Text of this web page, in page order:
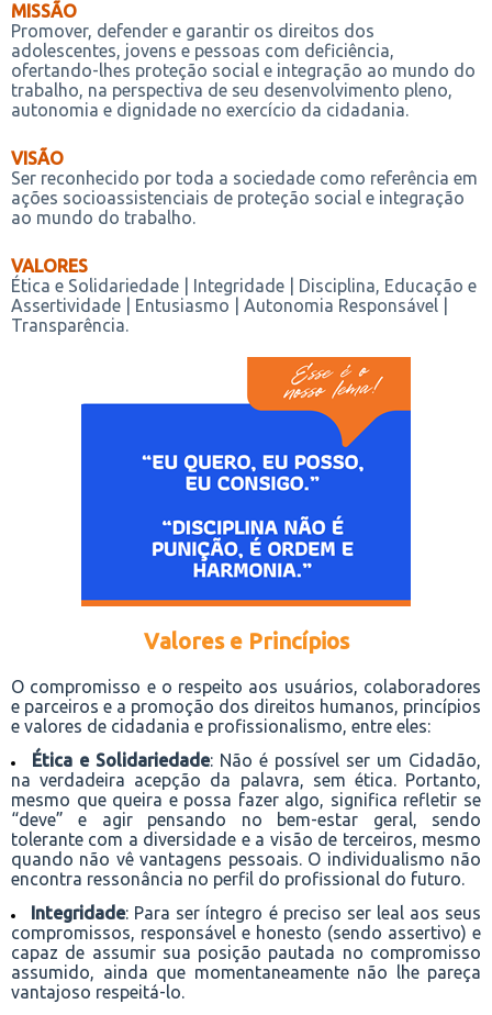
MISSÃO
Promover, defender e garantir os direitos dos
adolescentes, jovens e pessoas com deficiência,
ofertando-lhes proteção social e integração ao mundo do
trabalho, na perspectiva de seu desenvolvimento pleno,
autonomia e dignidade no exercício da cidadania.
VISÃO
Ser reconhecido por toda a sociedade como referência em
ações socioassistenciais de proteção social e integração
ao mundo do trabalho.
VALORES
Ética e Solidariedade | Integridade | Disciplina, Educação e
Assertividade | Entusiasmo | Autonomia Responsável |
Transparência.
Valores e Princípios
O compromisso e o respeito aos usuários, colaboradores
e parceiros e a promoção dos direitos humanos, princípios
e valores de cidadania e profissionalismo, entre eles:
Ética e Solidariedade: Não é possível ser um Cidadão,
na verdadeira acepção da palavra, sem ética. Portanto,
mesmo que queira e possa fazer algo, significa refletir se
“deve” e agir pensando no bem-estar geral, sendo
tolerante com a diversidade e a visão de terceiros, mesmo
quando não vê vantagens pessoais. O individualismo não
encontra ressonância no perfil do profissional do futuro.
Integridade: Para ser íntegro é preciso ser leal aos seus
compromissos, responsável e honesto (sendo assertivo) e
capaz de assumir sua posição pautada no compromisso
assumido, ainda que momentaneamente não lhe pareça
vantajoso respeitá-lo.